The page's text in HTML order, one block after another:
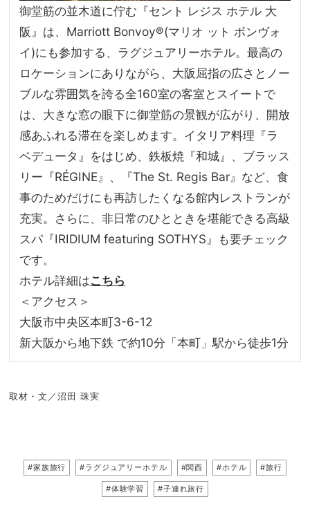
御堂筋の並木道に佇む『セント レジス ホテル 大
阪』は、 Marriott Bonvoy®(マリオ ット ボンヴォ
イ)にも参加する、ラグジュアリーホテル。最高の
ロケーションにありながら、大阪屈指の広さとノー
ブルな雰囲気を誇る全160室の客室とスイートで
は、大きな窓の眼下に御堂筋の景観が広がり、開放
感あふれる滞在を楽しめます。イタリア料理『ラ
ベデュータ』をはじめ、鉄板焼『和城』、ブラッス
リー『RÉGINE 』、『The St. Regis Bar』など、食
事のためだけにも再訪したくなる館内レストランが
充実。さらに、非日常のひとときを堪能できる高級
スパ『IRIDIUM featuring SOTHYS 』も要チェック
です。
ホテル詳細はこちら
＜アクセス＞
大阪市中央区本町3-6-12
新大阪から地下鉄 で約10分 「本町」駅から徒歩1分
取材・文／沼田 珠実
#家族旅行 #ラグジュアリーホテル #関西 #ホテル #旅行
#体験学習 #子連れ旅行